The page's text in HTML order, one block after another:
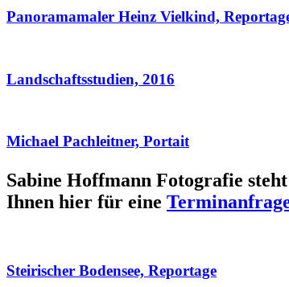
Panoramamaler Heinz Vielkind,
Landschaftsstudien, 2016
Michael Pachleitner, Portait
Sabine Hoffmann Fotografie steht
Ihnen hier für eine
Steirischer Bodensee, Reportage